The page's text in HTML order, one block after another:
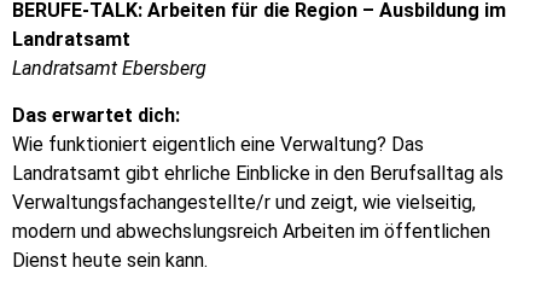
BERUFE-TALK: Arbeiten für die Region – Ausbildung im
Landratsamt
Landratsamt Ebersberg
Das erwartet dich:
Wie funktioniert eigentlich eine Verwaltung? Das
Landratsamt gibt ehrliche Einblicke in den Berufsalltag als
Verwaltungsfachangestellte/r und zeigt, wie vielseitig,
modern und abwechslungsreich Arbeiten im öffentlichen
Dienst heute sein kann.